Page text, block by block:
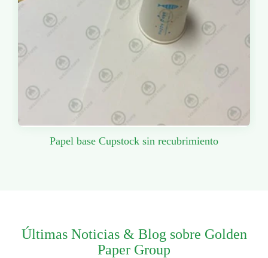
Papel base Cupstock sin recubrimiento
Últimas Noticias & Blog sobre Golden
Paper Group